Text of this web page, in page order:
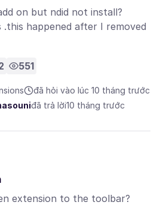
on but ndid not install?
happened after I removed
551
đã hỏi vào lúc 10 tháng trước
đã trả lời10 tháng trước
extension to the toolbar?